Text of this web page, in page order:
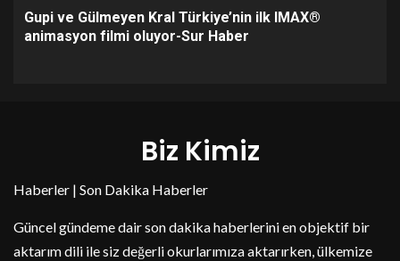
Gupi ve Gülmeyen Kral Türkiye’nin ilk IMAX®
animasyon filmi oluyor-Sur Haber
Biz Kimiz
Haberler | Son Dakika Haberler
Güncel gündeme dair son dakika haberlerini en objektif bir
aktarım dili ile siz değerli okurlarımıza aktarırken, ülkemize